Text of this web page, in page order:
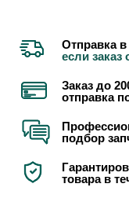
Отправка в
если
Заказ до
отправка
подбор
товара в